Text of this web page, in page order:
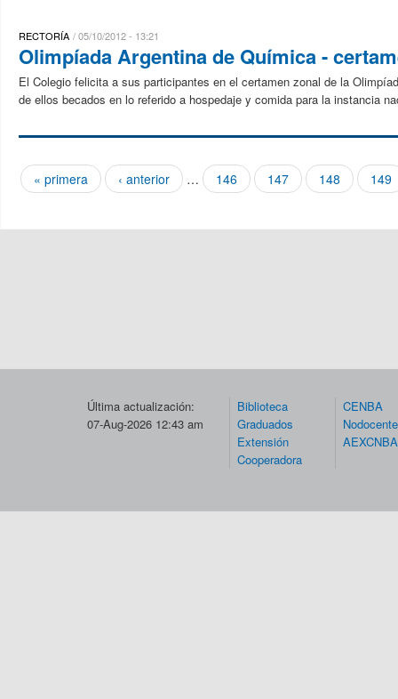
RECTORÍA 05/10/2012 - 13:21
Olimpíada Argentina de Química -
El Colegio felicita a sus participantes en el certamen zonal de la
de ellos becados en lo referido a hospedaje y comida para la instancia
Páginas
« primera ‹ anterior … 146 147 148 149
Última actualización:
07-Aug-2026 12:43 am
Biblioteca
Graduados
Extensión
Cooperadora
CENBA
AEXCNBA